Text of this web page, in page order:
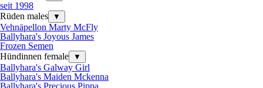
seit 1998
Rüden males
▼
Vehnäpellon Marty McFly
Ballyhara's Joyous James
Frozen Semen
Hündinnen female
▼
Ballyhara's Galway Girl
Ballyhara's Maiden Mckenna
Ballyhara's Precious Pippa